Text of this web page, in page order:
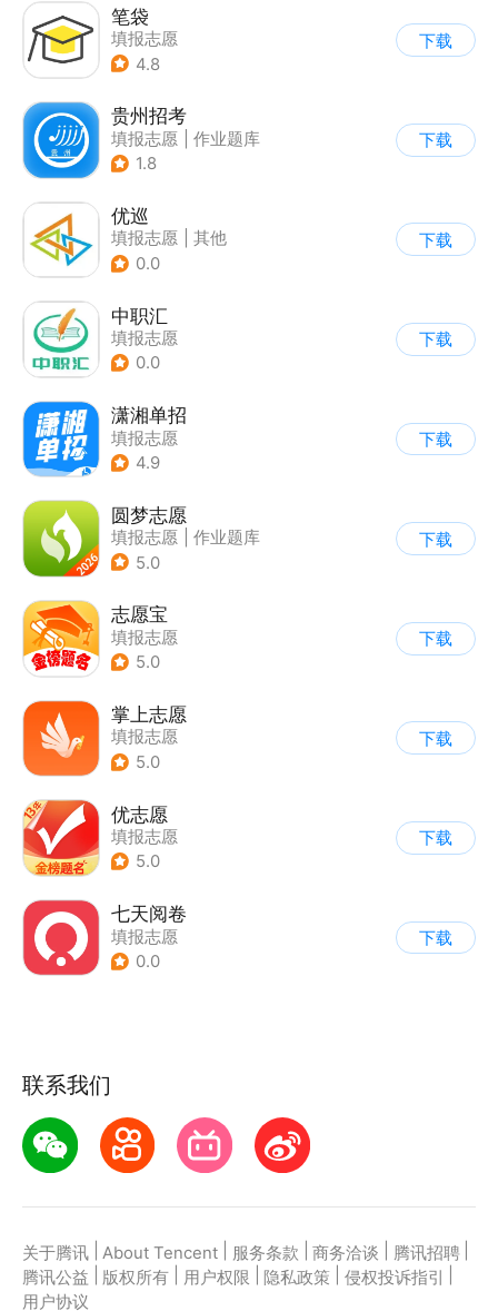
笔袋
填报志愿
4.8
下载
贵州招考
填报志愿
作业题库
1.8
下载
优巡
填报志愿
其他
0.0
下载
中职汇
填报志愿
0.0
下载
潇湘单招
填报志愿
4.9
下载
圆梦志愿
填报志愿
作业题库
5.0
下载
志愿宝
填报志愿
5.0
下载
掌上志愿
填报志愿
5.0
下载
优志愿
填报志愿
5.0
下载
七天阅卷
填报志愿
0.0
下载
联系我们
关于腾讯 About Tencent 服务条款 商务洽谈 腾讯招聘
腾讯公益
版权所有 用户权限 隐私政策 侵权投诉指引
用户协议